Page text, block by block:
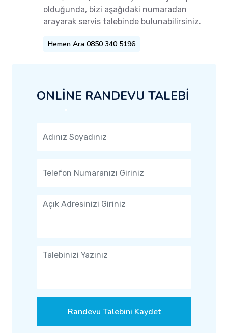
olduğunda, bizi aşağıdaki numaradan
arayarak servis talebinde bulunabilirsiniz.
Hemen Ara 0850 340 5196
ONLİNE RANDEVU TALEBİ
Randevu Talebini Kaydet